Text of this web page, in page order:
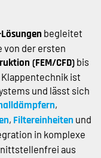
begleitet
von der ersten
(FEM/CFD) bis
ist
und lässt sich
,
, Filtereinheiten und
in komplexe
aus